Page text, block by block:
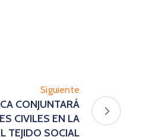
Siguiente
CONJUNTARÁ
CIVILES EN LA
TEJIDO SOCIAL